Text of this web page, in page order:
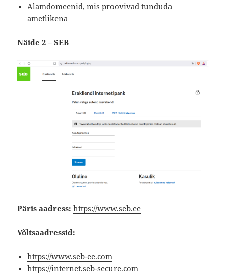
Alamdomeenid, mis proovivad tunduda
ametlikena
Näide 2 – SEB
Päris aadress: https://www.seb.ee
Võltsaadressid:
https://www.seb-ee.com
https://internet.seb-secure.com